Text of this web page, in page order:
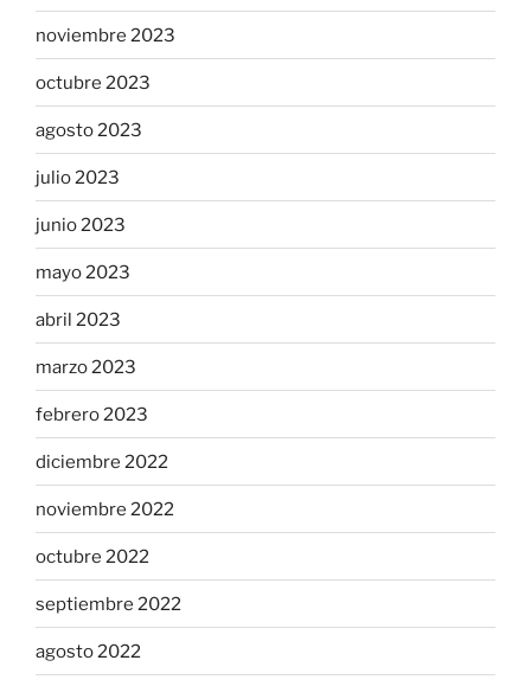
noviembre 2023
octubre 2023
agosto 2023
julio 2023
junio 2023
mayo 2023
abril 2023
marzo 2023
febrero 2023
diciembre 2022
noviembre 2022
octubre 2022
septiembre 2022
agosto 2022